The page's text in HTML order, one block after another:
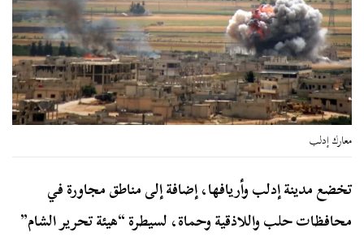
معارك إدلب
تخضع مدينة إدلب وأريافها، إضافة إلى مناطق مجاورة في
محافظات حلب واللاذقية وحماة، لسيطرة “هيئة تحرير الشام”